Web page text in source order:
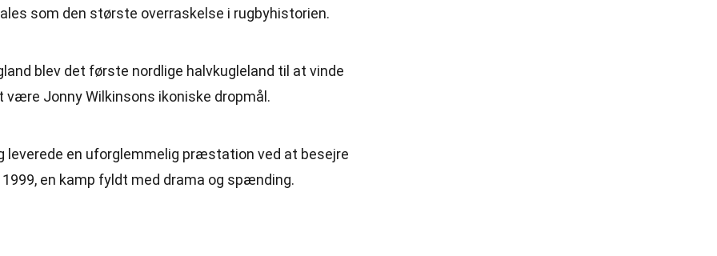
som den største overraskelse i rugbyhistorien.
blev det første nordlige halvkugleland til at vinde
Jonny Wilkinsons ikoniske dropmål.
leverede en uforglemmelig præstation ved at besejre
en kamp fyldt med drama og spænding.